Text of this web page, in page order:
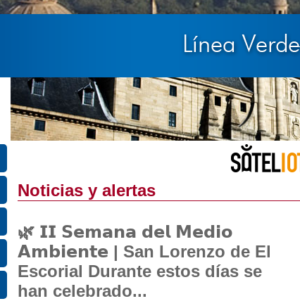
Noticias y alertas
🌿 𝗜𝗜 𝗦𝗲𝗺𝗮𝗻𝗮 𝗱𝗲𝗹 𝗠𝗲𝗱𝗶𝗼
𝗔𝗺𝗯𝗶𝗲𝗻𝘁𝗲 | San Lorenzo de El
Escorial Durante estos días se
han celebrado...